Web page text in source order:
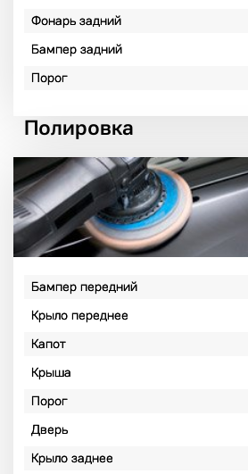
Фонарь задний
Бампер задний
Порог
Полировка
Бампер передний
Крыло переднее
Капот
Крыша
Порог
Дверь
Крыло заднее